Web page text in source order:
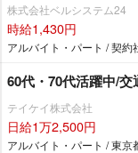
株式会社ベルシステム24
時給1,430円
アルバイト・パート / 契約
60代・70代活躍中/
テイケイ株式会社
日給1万2,500円
アルバイト・パート / 東京